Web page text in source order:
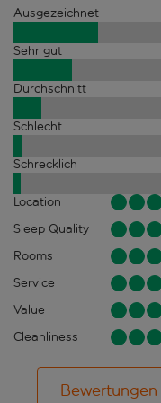
Ausgezeichnet
Sehr gut
Durchschnitt
Schlecht
Schrecklich
Location
Sleep Quality
Rooms
Service
Value
Cleanliness